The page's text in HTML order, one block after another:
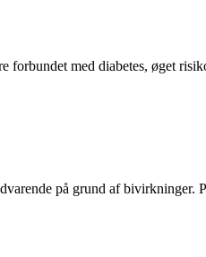
med diabetes, øget
på grund af bivirkninger.